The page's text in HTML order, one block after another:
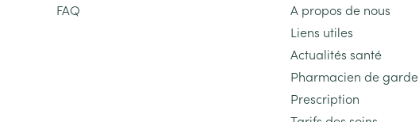
FAQ
A propos de nous
Liens utiles
Actualités santé
Pharmacien de garde
Prescription